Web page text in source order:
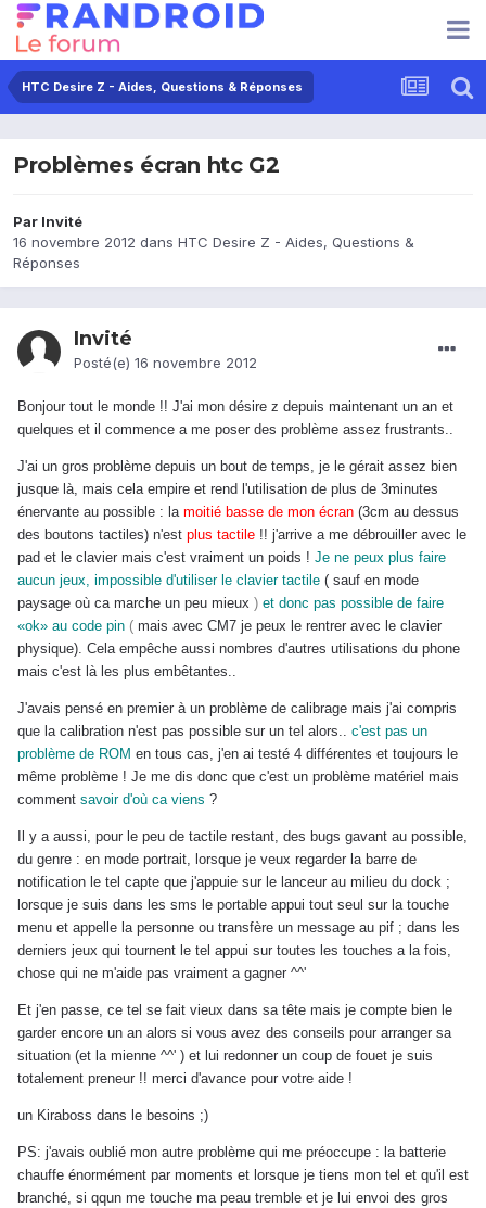
HTC Desire Z - Aides, Questions & Réponses
Problèmes écran htc G2
Par Invité
16 novembre 2012 dans HTC Desire Z - Aides, Questions &
Réponses
Invité
Posté(e) 16 novembre 2012
Bonjour tout le monde !! J'ai mon désire z depuis maintenant un an et
quelques et il commence a me poser des problème assez frustrants..
J'ai un gros problème depuis un bout de temps, je le gérait assez bien
jusque là, mais cela empire et rend l'utilisation de plus de 3minutes
énervante au possible : la moitié basse de mon écran (3cm au dessus
des boutons tactiles) n'est plus tactile !! j'arrive a me débrouiller avec le
pad et le clavier mais c'est vraiment un poids ! Je ne peux plus faire
aucun jeux, impossible d'utiliser le clavier tactile ( sauf en mode
paysage où ca marche un peu mieux ) et donc pas possible de faire
«ok» au code pin ( mais avec CM7 je peux le rentrer avec le clavier
physique). Cela empêche aussi nombres d'autres utilisations du phone
mais c'est là les plus embêtantes..
J'avais pensé en premier à un problème de calibrage mais j'ai compris
que la calibration n'est pas possible sur un tel alors.. c'est pas un
problème de ROM en tous cas, j'en ai testé 4 différentes et toujours le
même problème ! Je me dis donc que c'est un problème matériel mais
comment savoir d'où ca viens ?
Il y a aussi, pour le peu de tactile restant, des bugs gavant au possible,
du genre : en mode portrait, lorsque je veux regarder la barre de
notification le tel capte que j'appuie sur le lanceur au milieu du dock ;
lorsque je suis dans les sms le portable appui tout seul sur la touche
menu et appelle la personne ou transfère un message au pif ; dans les
derniers jeux qui tournent le tel appui sur toutes les touches a la fois,
chose qui ne m'aide pas vraiment a gagner ^^'
Et j'en passe, ce tel se fait vieux dans sa tête mais je compte bien le
garder encore un an alors si vous avez des conseils pour arranger sa
situation (et la mienne ^^' ) et lui redonner un coup de fouet je suis
totalement preneur !! merci d'avance pour votre aide !
un Kiraboss dans le besoins ;)
PS: j'avais oublié mon autre problème qui me préoccupe : la batterie
chauffe énormément par moments et lorsque je tiens mon tel et qu'il est
branché, si qqun me touche ma peau tremble et je lui envoi des gros